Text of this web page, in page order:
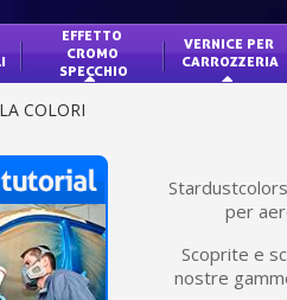
EFFETTO
CROMO
SPECCHIO
VERNICE PER
CARROZZERIA
COLORI
per
Scoprite e
nostre